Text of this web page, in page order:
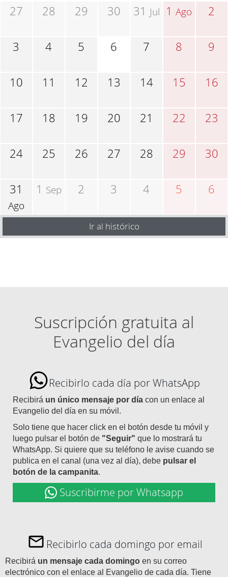
27 28 29 30 31 Jul 1Ago 2
3 4 5 6 7 8 9
10 11 12 13 14 15 16
17 18 19 20 21 22 23
24 25 26 27 28 29 30
31
Ago
1 Sep 2 3 4 5 6
Ir al histórico
Suscripción gratuita al
Evangelio del día
Recibirlo cada día por WhatsApp
Recibirá un único mensaje por día con un enlace al
Evangelio del día en su móvil.
Solo tiene que hacer click en el botón desde tu móvil y
luego pulsar el botón de "Seguir" que lo mostrará tu
WhatsApp. Si quiere que su teléfono le avise cuando se
publica en el canal (una vez al día), debe pulsar el
botón de la campanita.
Suscribirme por Whatsapp
Recibirlo cada domingo por email
Recibirá un mensaje cada domingo en su correo
electrónico con el enlace al Evangelio de cada día. Tiene